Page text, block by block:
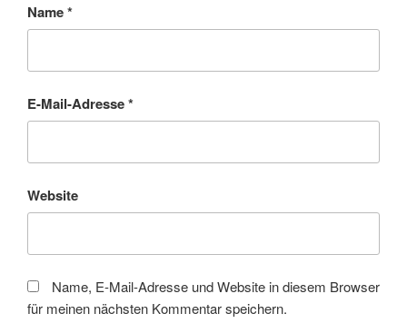
Name*
E-Mail-Adresse*
Website
Name, E-Mail-Adresse und Website in diesem Browser
für meinen nächsten Kommentar speichern.